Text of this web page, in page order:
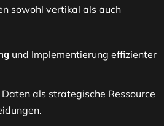
sowohl vertikal als auch
und Implementierung effizienter
als strategische Ressource